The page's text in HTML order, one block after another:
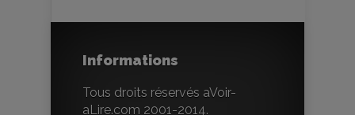
Informations
Tous droits réservés aVoir-
aLire.com 2001-2014.